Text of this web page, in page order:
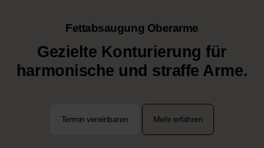
Fettabsaugung Oberarme
Gezielte Konturierung für
harmonische und straffe Arme.
Termin vereinbaren Mehr erfahren